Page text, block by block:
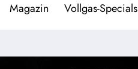
Magazin Vollgas-Specials